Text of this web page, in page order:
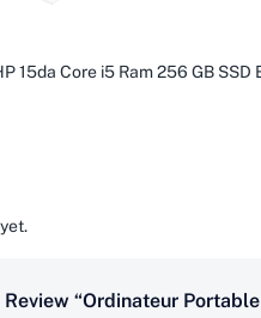
15da Core i5 Ram 256 GB SSD
Review “Ordinateur